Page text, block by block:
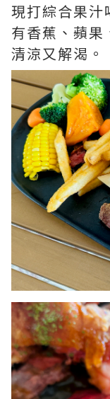
現打綜合果汁
有香蕉、蘋果
清涼又解渴。